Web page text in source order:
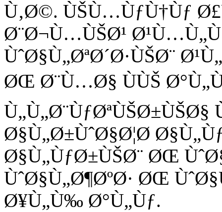
Ù‚Ø©. ÙŠÙ…ÙƒÙ†Ùƒ
Ø¨Ø¬Ù…ÙŠØ¹
ÙˆØ§Ù„ØªØ´Ø·ÙŠØ¨
ØŒ Ø¨Ù…Ø§ ÙÙŠ
Ù„Ù„Ø¨ÙƒØªÙŠØ±ÙŠØ§
Ø§Ù„Ø±ÙˆØ§Ø¦Ø­
Ø§Ù„ÙƒØ±ÙŠØ¨ ØŒ
ÙˆØ§Ù„Ø¶ØºØ· ØŒ
Ø¥Ù„Ù‰ Ø°Ù„Ùƒ.